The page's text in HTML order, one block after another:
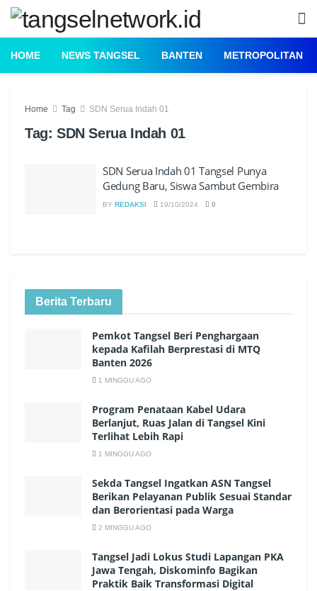
HOME NEWS TANGSEL BANTEN METROPOLITAN
Home Tag SDN Serua Indah 01
Tag: SDN Serua Indah 01
SDN Serua Indah 01 Tangsel Punya
Gedung Baru, Siswa Sambut Gembira
BY REDAKSI 19/10/2024 0
Berita Terbaru
Pemkot Tangsel Beri Penghargaan
kepada Kafilah Berprestasi di MTQ
Banten 2026
1 MINGGU AGO
Program Penataan Kabel Udara
Berlanjut, Ruas Jalan di Tangsel Kini
Terlihat Lebih Rapi
1 MINGGU AGO
Sekda Tangsel Ingatkan ASN Tangsel
Berikan Pelayanan Publik Sesuai Standar
dan Berorientasi pada Warga
2 MINGGU AGO
Tangsel Jadi Lokus Studi Lapangan PKA
Jawa Tengah, Diskominfo Bagikan
Praktik Baik Transformasi Digital